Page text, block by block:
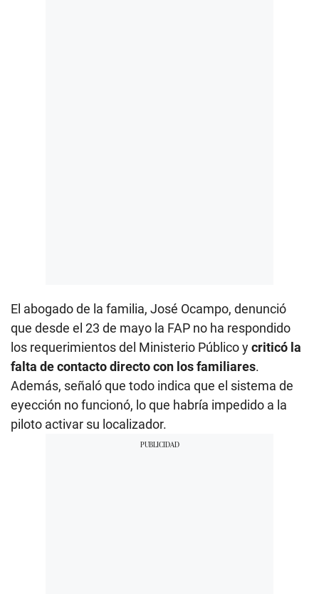
El abogado de la familia, José Ocampo, denunció
que desde el 23 de mayo la FAP no ha respondido
los requerimientos del Ministerio Público ycriticó la
falta de contacto directo con los familiares.
Además, señaló que todo indica que el sistema de
eyección no funcionó, lo que habría impedido a la
piloto activar su localizador.